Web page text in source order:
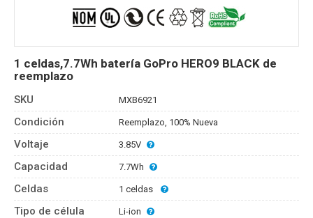
1 celdas,7.7Wh batería GoPro HERO9 BLACK de
reemplazo
SKU MXB6921
Condición Reemplazo, 100% Nueva
Voltaje 3.85V
Capacidad 7.7Wh
Celdas 1 celdas
Tipo de célula Li-ion